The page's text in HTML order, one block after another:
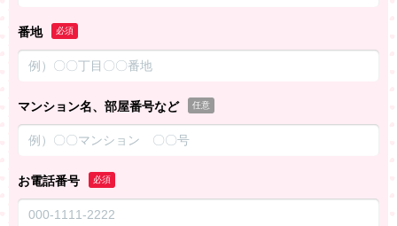
番地 必須
マンション名、部屋番号など 任意
お電話番号 必須